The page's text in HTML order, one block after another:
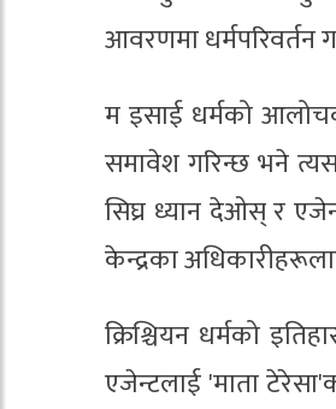
आवरणमा धर्मपरिवर्तन
म इसाई धर्मको
समावेश गरिन्छ भने
सिघ्र ध्यान देओस् र
केन्द्रका
क्रिश्चियन धर्मको
एजेन्टलाई 'माता